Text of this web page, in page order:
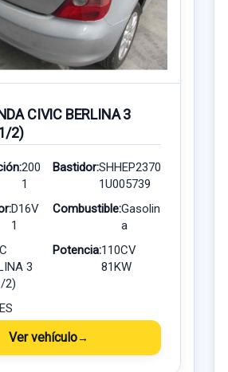
CIVIC BERLINA 3
2)
200
1
Bastidor:SHHEP2370
1U005739
D16V
1
Combustible:Gasolin
a
3
2)
Potencia:110CV
81KW
Ver vehículo